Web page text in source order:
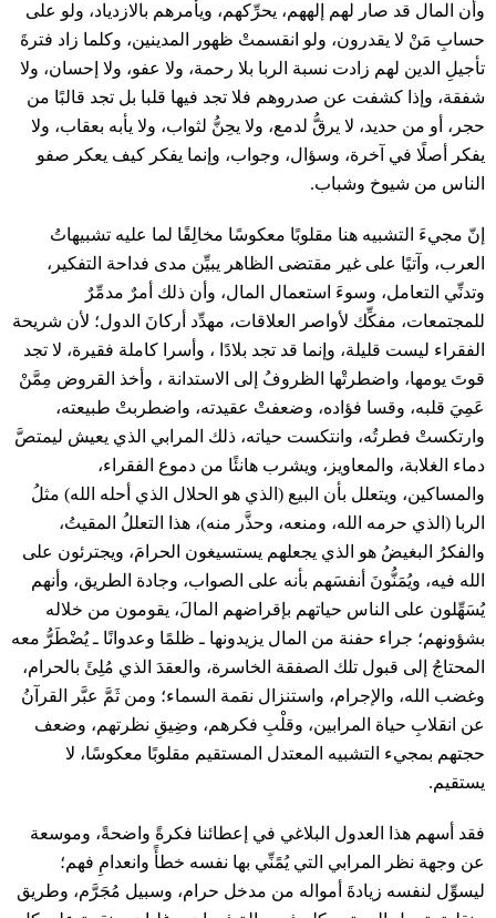
وأن المال قد صار لهم إلههم، يحرِّكهم، ويأمرهم بالازدياد، ولو على
حسابِ مَنْ لا يقدرون، ولو انقسمتْ ظهور المدينين، وكلما زاد فترةَ
تأجيلِ الدين لهم زادت نسبة الربا بلا رحمة، ولا عفو، ولا إحسان، ولا
شفقة، وإذا كشفت عن صدروهم فلا تجد فيها قلبا بل تجد قالبًا من
حجر، أو من حديد، لا يرقُّ لدمع، ولا يحِنُّ لثواب، ولا يأبه بعقاب، ولا
يفكر أصلًا في آخرة، وسؤال، وجواب، وإنما يفكر كيف يعكر صفو
الناس من شيوخ وشباب.
إنّ مجيءَ التشبيه هنا مقلوبًا معكوسًا مخالِفًا لما عليه تشبيهاتُ
العرب، وآتيًا على غير مقتضى الظاهر يبيِّن مدى فداحة التفكير،
وتدنِّي التعامل، وسوءَ استعمال المال، وأن ذلك أمرٌ مدمِّرٌ
للمجتمعات، مفكِّك لأواصر العلاقات، مهدِّد أركانَ الدول؛ لأن شريحة
الفقراء ليست قليلة، وإنما قد تجد بلادًا ، وأسرا كاملة فقيرة، لا تجد
قوتَ يومها، واضطرتْها الظروفُ إلى الاستدانة ، وأخذ القروض مِمَّنْ
عَمِيَ قلبه، وقسا فؤاده، وضعفتْ عقيدته، واضطربتْ طبيعته،
وارتكستْ فطرتُه، وانتكست حياته، ذلك المرابي الذي يعيش ليمتصَّ
دماء الغلابة، والمعاويز، ويشرب هانئًا من دموع الفقراء،
والمساكين، ويتعلل بأن البيع (الذي هو الحلال الذي أحله الله) مثلُ
الربا (الذي حرمه الله، ومنعه، وحذَّر منه)، هذا التعللُ المقيتُ،
والفكرُ البغيضُ هو الذي يجعلهم يستسيغون الحرامَ، ويجترئون على
الله فيه، ويُمَنُّونَ أنفسَهم بأنه على الصواب، وجادة الطريق، وأنهم
يُسَهِّلون على الناس حياتهم بإقراضهم المالَ، يقومون من خلاله
بشؤونهم؛ جراء حفنة من المال يزيدونها ـ ظلمًا وعدوانًا ـ يُضْطَرُّ معه
المحتاجُ إلى قبول تلك الصفقة الخاسرة، والعقدَ الذي مُلِئَ بالحرام،
وغضب الله، والإجرام، واستنزال نقمة السماء؛ ومن ثَمَّ عبَّر القرآنُ
عن انقلابِ حياة المرابين، وقلْبِ فكرهم، وضِيقِ نظرتهم، وضعف
حجتهم بمجيء التشبيه المعتدل المستقيم مقلوبًا معكوسًا، لا
يستقيم.
فقد أسهم هذا العدول البلاغي في إعطائنا فكرةً واضحةً، وموسعة
عن وجهة نظر المرابي التي يُمًنِّي بها نفسه خطأً وانعدامِ فهم؛
ليسوِّل لنفسه زيادةَ أمواله من مدخل حرام، وسبيل مُجَرَّم، وطريق